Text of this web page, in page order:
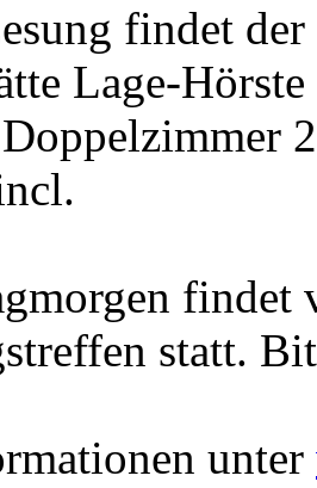
findet
Lage-
statt.
unter